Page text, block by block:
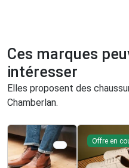
Ces marques
intéresser
Elles proposent des
Chamberlan.
Offre en